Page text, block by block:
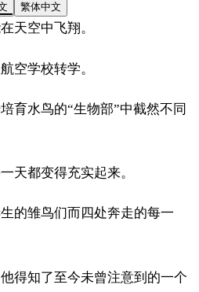
繁体中文
天空中飞翔。
空学校转学。
育水鸟的“生物部”中截然不同
天都变得充实起来。
的雏鸟们而四处奔走的每一
得知了至今未曾注意到的一个